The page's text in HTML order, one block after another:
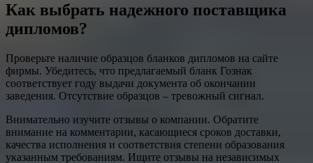
Как выбрать надежного поставщика
дипломов?
Проверьте наличие образцов бланков дипломов на сайте
фирмы. Убедитесь, что предлагаемый бланк Гознак
соответствует году выдачи документа об окончании
заведения. Отсутствие образцов – тревожный сигнал.
Внимательно изучите отзывы о компании. Обратите
внимание на комментарии, касающиеся сроков доставки,
качества исполнения и соответствия степени образования
указанным требованиям. Ищите отзывы на независимых